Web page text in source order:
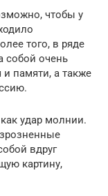
чтобы у
того, в ряде
собой очень
памяти, а также
удар молнии.
вдруг
картину,